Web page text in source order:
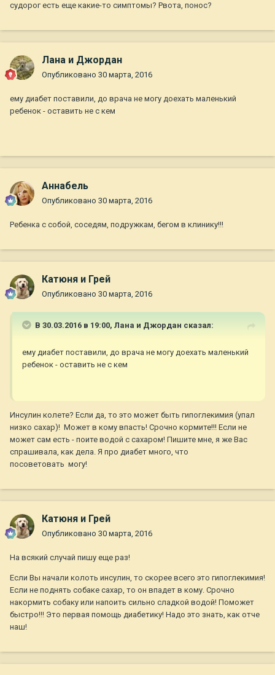
судорог есть еще какие-то симптомы? Рвота, понос?
Лана и Джордан
Опубликовано 30 марта, 2016
ему диабет поставили, до врача не могу доехать маленький
ребенок - оставить не с кем
Aннaбель
Опубликовано 30 марта, 2016
Ребенка с собой, соседям, подружкам, бегом в клинику!!!
Катюня и Грей
Опубликовано 30 марта, 2016
В 30.03.2016 в 19:00, Лана и Джордан сказал:
ему диабет поставили, до врача не могу доехать маленький
ребенок - оставить не с кем
Инсулин колете? Если да, то это может быть гипоглекимия (упал
низко сахар)! Может в кому впасть! Срочно кормите!!! Если не
может сам есть - поите водой с сахаром! Пишите мне, я же Вас
спрашивала, как дела. Я про диабет много, что
посоветовать могу!
Катюня и Грей
Опубликовано 30 марта, 2016
На всякий случай пишу еще раз!
Если Вы начали колоть инсулин, то скорее всего это гипоглекимия!
Если не поднять собаке сахар, то он впадет в кому. Срочно
накормить собаку или напоить сильно сладкой водой! Поможет
быстро!!! Это первая помощь диабетику! Надо это знать, как отче
наш!